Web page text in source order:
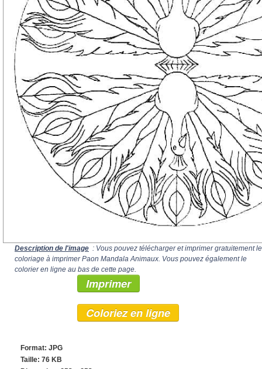
Description de l'image : Vous pouvez télécharger et imprimer gratuitement le
coloriage à imprimer Paon Mandala Animaux. Vous pouvez également le
colorier en ligne au bas de cette page.
Imprimer
Coloriez en ligne
Format: JPG
Taille: 76 KB